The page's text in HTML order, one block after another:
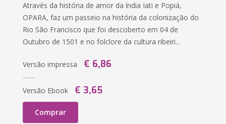
Através da história de amor da índia Iati e Popiá,
OPARA, faz um passeio na história da colonização do
Rio São Francisco que foi descoberto em 04 de
Outubro de 1501 e no folclore da cultura ribeiri...
Versão impressa € 6,86
Versão Ebook € 3,65
Comprar